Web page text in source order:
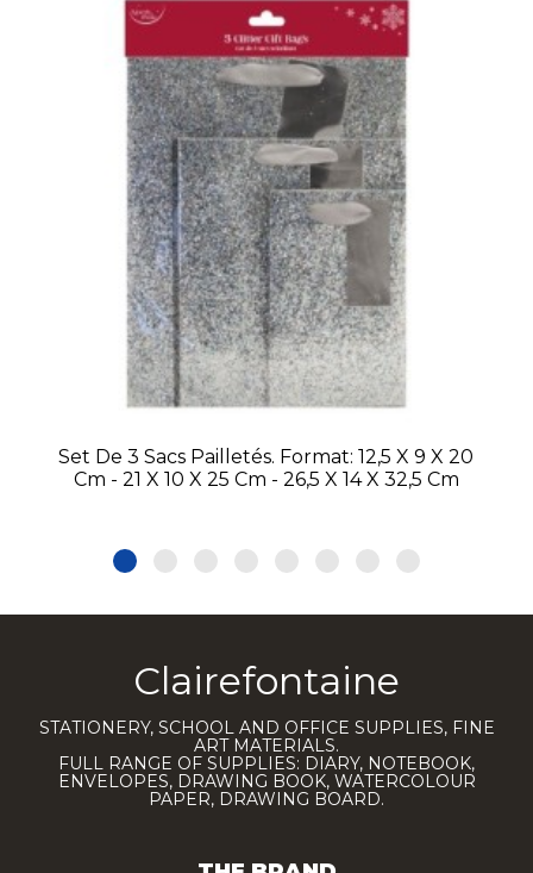
Set De 3 Sacs Pailletés. Format: 12,5 X 9 X 20
Cm - 21 X 10 X 25 Cm - 26,5 X 14 X 32,5 Cm
Clairefontaine
STATIONERY, SCHOOL AND OFFICE SUPPLIES, FINE
ART MATERIALS.
FULL RANGE OF SUPPLIES: DIARY, NOTEBOOK,
ENVELOPES, DRAWING BOOK, WATERCOLOUR
PAPER, DRAWING BOARD.